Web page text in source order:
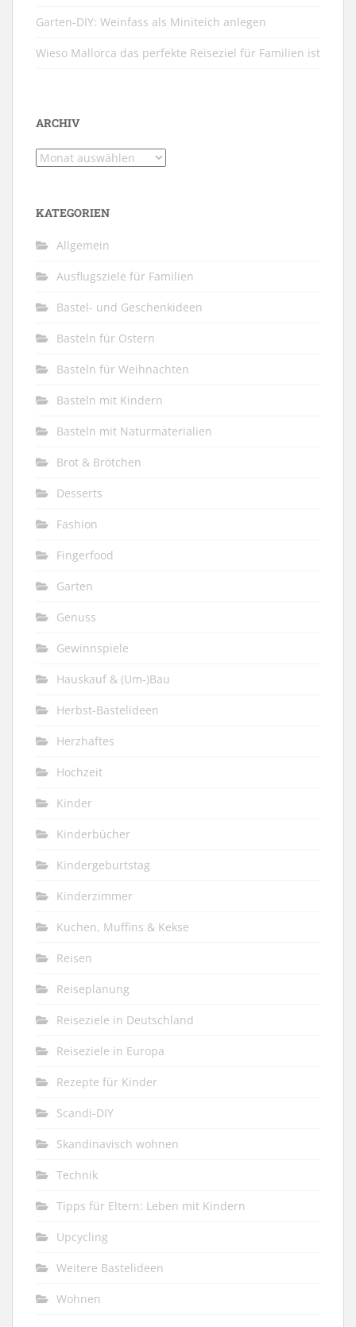
Garten-DIY: Weinfass als Miniteich anlegen
Wieso Mallorca das perfekte Reiseziel für Familien ist
ARCHIV
Archiv
KATEGORIEN
Allgemein
Ausflugsziele für Familien
Bastel- und Geschenkideen
Basteln für Ostern
Basteln für Weihnachten
Basteln mit Kindern
Basteln mit Naturmaterialien
Brot & Brötchen
Desserts
Fashion
Fingerfood
Garten
Genuss
Gewinnspiele
Hauskauf & (Um-)Bau
Herbst-Bastelideen
Herzhaftes
Hochzeit
Kinder
Kinderbücher
Kindergeburtstag
Kinderzimmer
Kuchen, Muffins & Kekse
Reisen
Reiseplanung
Reiseziele in Deutschland
Reiseziele in Europa
Rezepte für Kinder
Scandi-DIY
Skandinavisch wohnen
Technik
Tipps für Eltern: Leben mit Kindern
Upcycling
Weitere Bastelideen
Wohnen